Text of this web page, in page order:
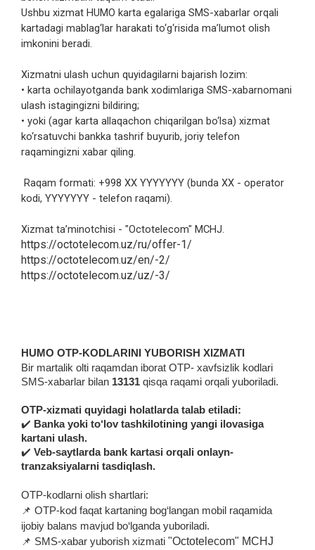
Ushbu xizmat HUMO karta egalariga SMS-xabarlar orqali
kartadagi mablag‘lar harakati to‘g‘risida ma’lumot olish
imkonini beradi.
Xizmatni ulash uchun quyidagilarni bajarish lozim:
• karta ochilayotganda bank xodimlariga SMS-xabarnomani
ulash istagingizni bildiring;
• yoki (agar karta allaqachon chiqarilgan bo‘lsa) xizmat
ko‘rsatuvchi bankka tashrif buyurib, joriy telefon
raqamingizni xabar qiling.
Raqam formati: +998 XX YYYYYYY (bunda XX - operator
kodi, YYYYYYY - telefon raqami).
Xizmat ta’minotchisi - "Octotelecom" MCHJ.
https://octotelecom.uz/ru/offer-1/
https://octotelecom.uz/en/-2/
https://octotelecom.uz/uz/-3/
HUMO OTP-KODLARINI YUBORISH XIZMATI
Bir martalik olti raqamdan iborat OTP- xavfsizlik kodlari
SMS-xabarlar bilan 13131 qisqa raqami orqali yuboriladi.
OTP-xizmati quyidagi holatlarda talab etiladi:
✔️ Banka yoki to‘lov tashkilotining yangi ilovasiga
kartani ulash.
✔️ Veb-saytlarda bank kartasi orqali onlayn-
tranzaksiyalarni tasdiqlash.
OTP-kodlarni olish shartlari:
📌 OTP-kod faqat kartaning bog‘langan mobil raqamida
ijobiy balans mavjud bo‘lganda yuboriladi.
📌 SMS-xabar yuborish xizmati "Octotelecom" MCHJ